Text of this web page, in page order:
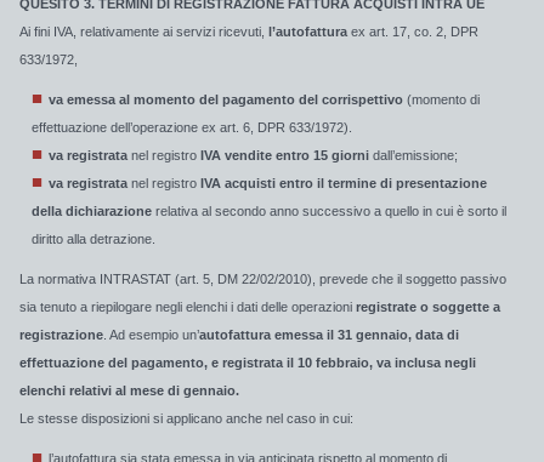
QUESITO 3. TERMINI DI REGISTRAZIONE FATTURA ACQUISTI INTRA UE
Ai fini IVA, relativamente ai servizi ricevuti, l’autofattura ex art. 17, co. 2, DPR
633/1972,
va emessa al momento del pagamento del corrispettivo (momento di
effettuazione dell’operazione ex art. 6, DPR 633/1972).
va registrata nel registro IVA vendite entro 15 giorni dall’emissione;
va registrata nel registro IVA acquisti entro il termine di presentazione
della dichiarazione relativa al secondo anno successivo a quello in cui è sorto il
diritto alla detrazione.
La normativa INTRASTAT (art. 5, DM 22/02/2010), prevede che il soggetto passivo
sia tenuto a riepilogare negli elenchi i dati delle operazioni registrate o soggette a
registrazione . Ad esempio un’autofattura emessa il 31 gennaio, data di
effettuazione del pagamento, e registrata il 10 febbraio, va inclusa negli
elenchi relativi al mese di gennaio.
Le stesse disposizioni si applicano anche nel caso in cui:
l’autofattura sia stata emessa in via anticipata rispetto al momento di